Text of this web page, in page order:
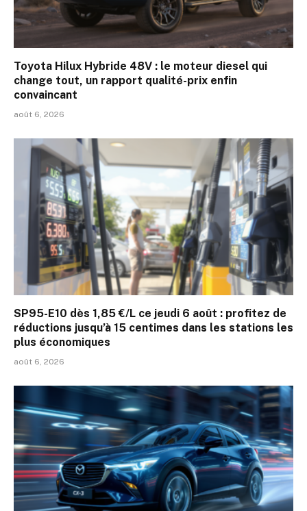
Toyota Hilux Hybride 48V : le moteur diesel qui
change tout, un rapport qualité-prix enfin
convaincant
août 6, 2026
SP95-E10 dès 1,85 €/L ce jeudi 6 août : profitez de
réductions jusqu’à 15 centimes dans les stations les
plus économiques
août 6, 2026